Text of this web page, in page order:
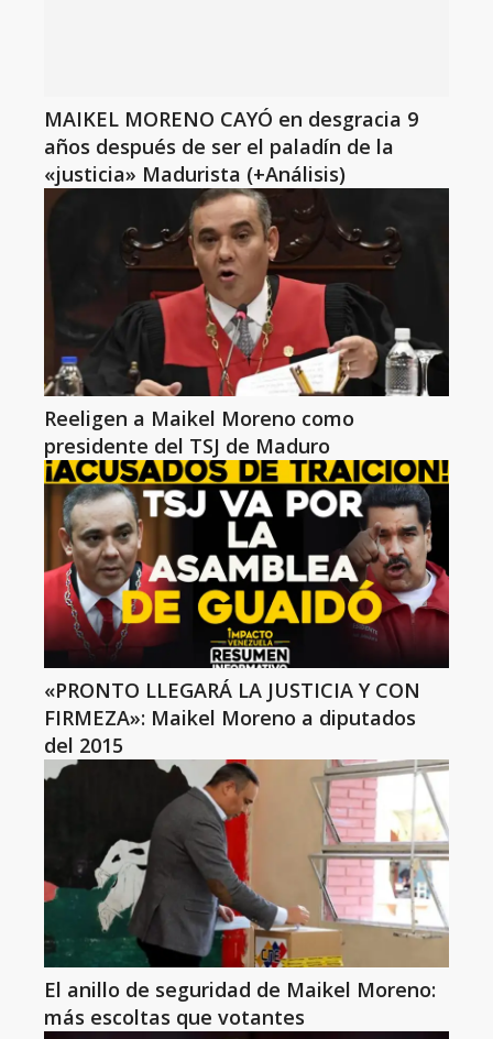
MAIKEL MORENO CAYÓ en desgracia 9
años después de ser el paladín de la
«justicia» Madurista (+Análisis)
Reeligen a Maikel Moreno como
presidente del TSJ de Maduro
«PRONTO LLEGARÁ LA JUSTICIA Y CON
FIRMEZA»: Maikel Moreno a diputados
del 2015
El anillo de seguridad de Maikel Moreno:
más escoltas que votantes